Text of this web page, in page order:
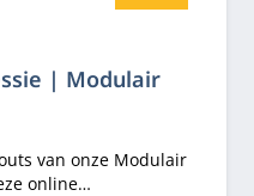
| Modulair
van onze Modulair
online